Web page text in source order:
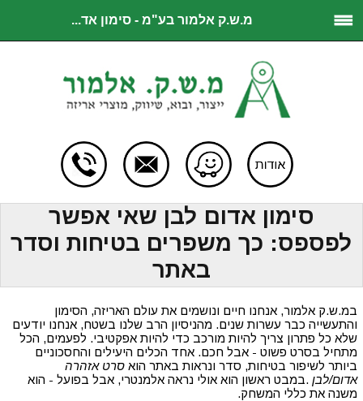
מ.ש.ק אלמור בע"מ - סימון אד...
סימון אדום לבן שאי אפשר
לפספס: כך משפרים בטיחות וסדר
באתר
במ.ש.ק אלמור, אנחנו חיים ונושמים את עולם האריזה, הסימון
והתעשייה כבר עשרות שנים. מהניסיון הרב שלנו בשטח, אנחנו יודעים
שלא כל פתרון צריך להיות מורכב כדי להיות אפקטיבי. לפעמים, הכל
מתחיל בסרט פשוט - אבל חכם. אחד הכלים היעילים והחסכוניים
ביותר לשיפור בטיחות, סדר ונראות באתר הוא סרט אזהרה
אדום/לבן.במבט ראשון הוא אולי נראה אלמנטרי, אבל בפועל - הוא
משנה את כללי המשחק.